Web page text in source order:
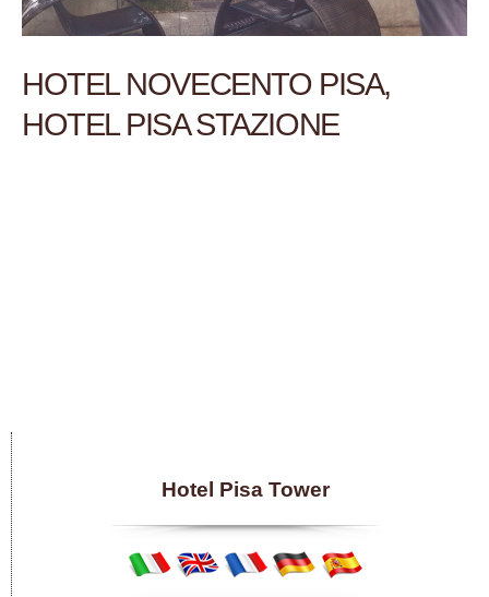
HOTEL NOVECENTO PISA,
HOTEL PISA STAZIONE
Hotel Pisa Tower